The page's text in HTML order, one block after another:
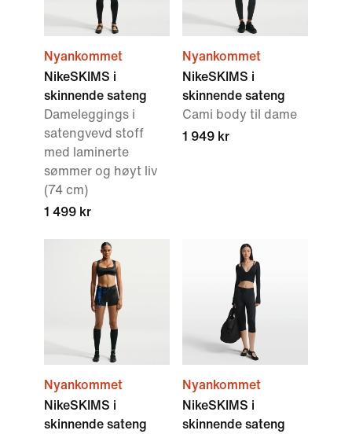
Nyankommet
NikeSKIMS i
skinnende sateng
Dameleggings i
satengvevd stoff
med laminerte
sømmer og høyt liv
(74 cm)
1 499 kr
Nyankommet
NikeSKIMS i
skinnende sateng
Cami body til dame
1 949 kr
Nyankommet
NikeSKIMS i
skinnende sateng
Nyankommet
NikeSKIMS i
skinnende sateng